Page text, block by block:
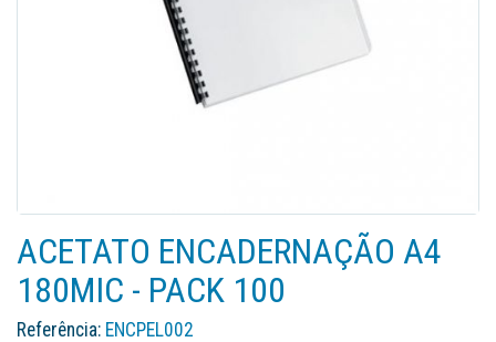
ACETATO ENCADERNAÇÃO A4
180MIC - PACK 100
Referência: ENCPEL002